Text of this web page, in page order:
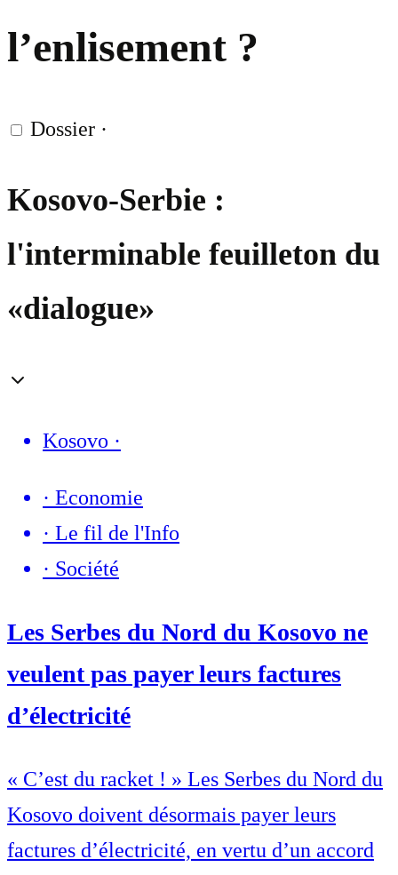
l’enlisement ?
Dossier ·
Kosovo-Serbie :
l'interminable feuilleton du
«dialogue»
Kosovo ·
· Economie
· Le fil de l'Info
· Société
Les Serbes du Nord du Kosovo ne
veulent pas payer leurs factures
d’électricité
« C’est du racket ! » Les Serbes du Nord du
Kosovo doivent désormais payer leurs
factures d’électricité, en vertu d’un accord